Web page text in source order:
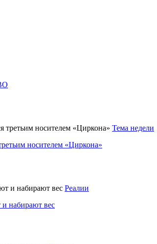
Тема недели
носителем «Циркона»
Реалии
набирают вес